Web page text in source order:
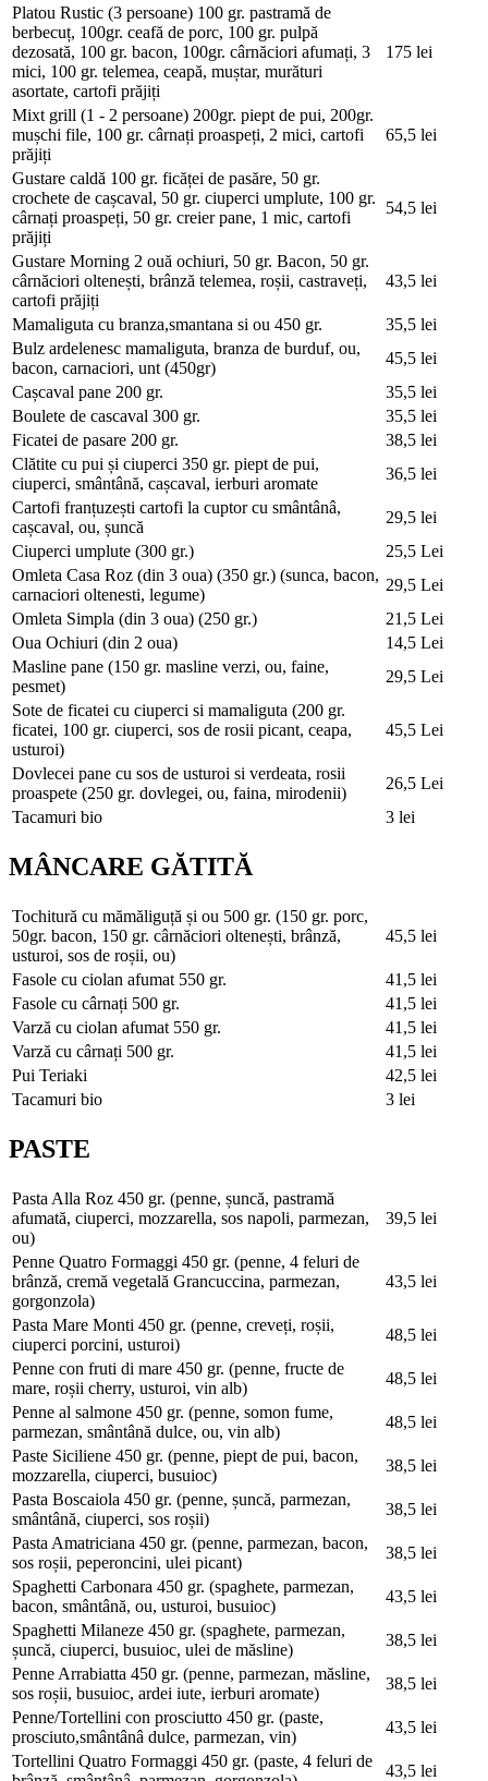
Platou Rustic (3 persoane) 100 gr. pastramă de
berbecuț, 100gr. ceafă de porc, 100 gr. pulpă
dezosată, 100 gr. bacon, 100gr. cârnăciori afumați, 3
mici, 100 gr. telemea, ceapă, muștar, murături
asortate, cartofi prăjiți
175 lei
Mixt grill (1 - 2 persoane) 200gr. piept de pui, 200gr.
mușchi file, 100 gr. cârnați proaspeți, 2 mici, cartofi
prăjiți
65,5 lei
Gustare caldă 100 gr. ficăței de pasăre, 50 gr.
crochete de cașcaval, 50 gr. ciuperci umplute, 100 gr.
cârnați proaspeți, 50 gr. creier pane, 1 mic, cartofi
prăjiți
54,5 lei
Gustare Morning 2 ouă ochiuri, 50 gr. Bacon, 50 gr.
cârnăciori oltenești, brânză telemea, roșii, castraveți,
cartofi prăjiți
43,5 lei
Mamaliguta cu branza,smantana si ou 450 gr.
35,5 lei
Bulz ardelenesc mamaliguta, branza de burduf, ou,
bacon, carnaciori, unt (450gr)
45,5 lei
Cașcaval pane 200 gr.
35,5 lei
Boulete de cascaval 300 gr.
35,5 lei
Ficatei de pasare 200 gr.
38,5 lei
Clătite cu pui și ciuperci 350 gr. piept de pui,
ciuperci, smântână, cașcaval, ierburi aromate
36,5 lei
Cartofi franțuzești cartofi la cuptor cu smântânâ,
cașcaval, ou, șuncă
29,5 lei
Ciuperci umplute (300 gr.)
25,5 Lei
Omleta Casa Roz (din 3 oua) (350 gr.) (sunca, bacon,
carnaciori oltenesti, legume)
29,5 Lei
Omleta Simpla (din 3 oua) (250 gr.)
21,5 Lei
Oua Ochiuri (din 2 oua)
14,5 Lei
Masline pane (150 gr. masline verzi, ou, faine,
pesmet)
29,5 Lei
Sote de ficatei cu ciuperci si mamaliguta (200 gr.
ficatei, 100 gr. ciuperci, sos de rosii picant, ceapa,
usturoi)
45,5 Lei
Dovlecei pane cu sos de usturoi si verdeata, rosii
proaspete (250 gr. dovlegei, ou, faina, mirodenii)
26,5 Lei
Tacamuri bio
3 lei
MÂNCARE GĂTITĂ
Tochitură cu mămăliguță și ou 500 gr. (150 gr. porc,
50gr. bacon, 150 gr. cârnăciori oltenești, brânză,
usturoi, sos de roșii, ou)
45,5 lei
Fasole cu ciolan afumat 550 gr.
41,5 lei
Fasole cu cârnați 500 gr.
41,5 lei
Varză cu ciolan afumat 550 gr.
41,5 lei
Varză cu cârnați 500 gr.
41,5 lei
Pui Teriaki
42,5 lei
Tacamuri bio
3 lei
PASTE
Pasta Alla Roz 450 gr. (penne, șuncă, pastramă
afumată, ciuperci, mozzarella, sos napoli, parmezan,
ou)
39,5 lei
Penne Quatro Formaggi 450 gr. (penne, 4 feluri de
brânză, cremă vegetală Grancuccina, parmezan,
gorgonzola)
43,5 lei
Pasta Mare Monti 450 gr. (penne, creveți, roșii,
ciuperci porcini, usturoi)
48,5 lei
Penne con fruti di mare 450 gr. (penne, fructe de
mare, roșii cherry, usturoi, vin alb)
48,5 lei
Penne al salmone 450 gr. (penne, somon fume,
parmezan, smântână dulce, ou, vin alb)
48,5 lei
Paste Siciliene 450 gr. (penne, piept de pui, bacon,
mozzarella, ciuperci, busuioc)
38,5 lei
Pasta Boscaiola 450 gr. (penne, șuncă, parmezan,
smântână, ciuperci, sos roșii)
38,5 lei
Pasta Amatriciana 450 gr. (penne, parmezan, bacon,
sos roșii, peperoncini, ulei picant)
38,5 lei
Spaghetti Carbonara 450 gr. (spaghete, parmezan,
bacon, smântână, ou, usturoi, busuioc)
43,5 lei
Spaghetti Milaneze 450 gr. (spaghete, parmezan,
șuncă, ciuperci, busuioc, ulei de măsline)
38,5 lei
Penne Arrabiatta 450 gr. (penne, parmezan, măsline,
sos roșii, busuioc, ardei iute, ierburi aromate)
38,5 lei
Penne/Tortellini con prosciutto 450 gr. (paste,
prosciuto,smântânâ dulce, parmezan, vin)
43,5 lei
Tortellini Quatro Formaggi 450 gr. (paste, 4 feluri de
43,5 lei